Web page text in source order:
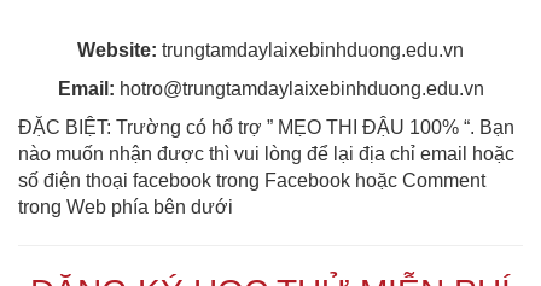
Website: trungtamdaylaixebinhduong.edu.vn
Email: hotro@trungtamdaylaixebinhduong.edu.vn
ĐẶC BIỆT: Trường có hổ trợ ” MẸO THI ĐẬU 100% “. Bạn
nào muốn nhận được thì vui lòng để lại địa chỉ email hoặc
số điện thoại facebook trong Facebook hoặc Comment
trong Web phía bên dưới